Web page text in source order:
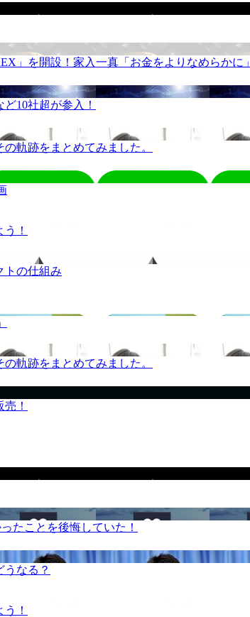
」を開設！家入一真「お金をよりなめらかに」
10社超が参入！
軌跡をまとめてみました。
！
トの仕組み
軌跡をまとめてみました。
！
たことを後悔していた！
なる？
！